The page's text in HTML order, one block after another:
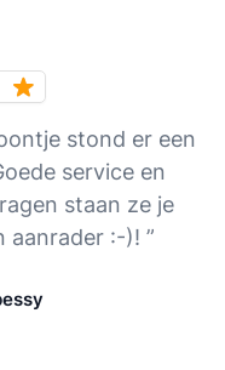
stond er een
service en
staan ze je
aanrader :-)! ”